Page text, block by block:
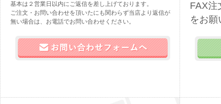
基本は２営業日以内にご返信を差し上げております。
ご注文・お問い合わせを頂いたにも関わらず当店より返信が
無い場合は、お電話でお問い合わせください。
FAX注
をお願